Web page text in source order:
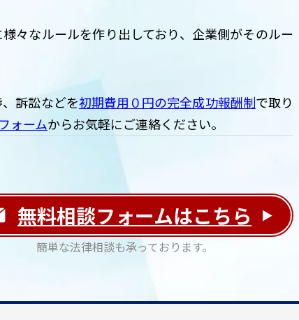
々なルールを作り出しており、企業側がそのルー
訴訟などを初期費用０円の完全成功報酬制で取り
ォームからお気軽にご連絡ください。
無料相談フォームはこちら
簡単な法律相談も承っております。